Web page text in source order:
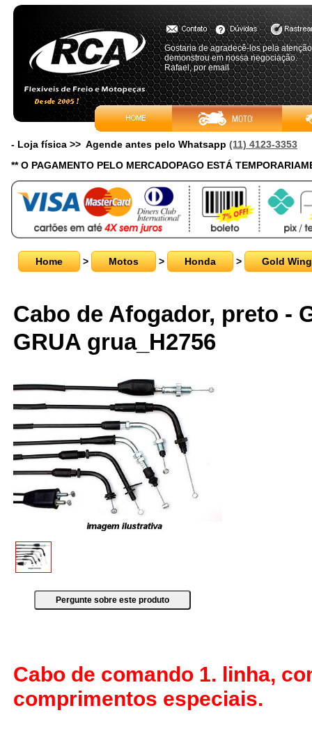
Gostaria de agradecê-los pela
demonstrou em nossa negociação.
Rafael, por email
- Loja física >> Agende antes pelo Whatsapp (11) 4123-3353
** O PAGAMENTO PELO MERCADOPAGO ESTÁ
Home > Motos > Honda > Gold Wing
Cabo de Afogador, preto -
GRUA grua_H2756
Cabo de comando 1. linha,
comprimentos especiais.